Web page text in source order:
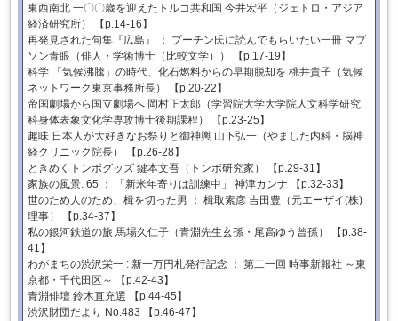
東西南北 一〇〇歳を迎えたトルコ共和国 今井宏平（ジェトロ・アジア
経済研究所） 【p.14-16】
再発見された句集『広島』 ： プーチン氏に読んでもらいたい一冊 マブ
ソン青眼（俳人・学術博士（比較文学）） 【p.17-19】
科学 「気候沸騰」の時代、化石燃料からの早期脱却を 桃井貴子（気候
ネットワーク東京事務所長） 【p.20-22】
帝国劇場から国立劇場へ 岡村正太郎（学習院大学大学院人文科学研究
科身体表象文化学専攻博士後期課程） 【p.23-25】
趣味 日本人が大好きなお祭りと御神輿 山下弘一（やました内科・脳神
経クリニック院長） 【p.26-28】
ときめくトンボグッズ 鍵本文吾（トンボ研究家） 【p.29-31】
家族の風景. 65 ： 「新米年寄りは訓練中」 神津カンナ 【p.32-33】
世のため人のため、楫を切った男 ： 楫取素彦 吉田豊（元エーザイ(株)
理事） 【p.34-37】
私の銀河鉄道の旅 馬場久仁子（青淵先生玄孫・尾高ゆう曾孫） 【p.38-
41】
わがまちの渋沢栄一 : 新一万円札発行記念 ： 第二一回 時事新報社 ～東
京都・千代田区～ 【p.42-43】
青淵俳壇 鈴木直充選 【p.44-45】
渋沢財団だより No.483 【p.46-47】